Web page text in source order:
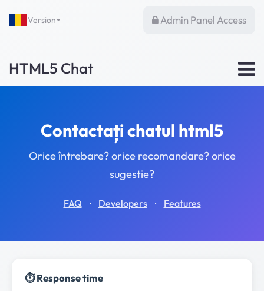
Version Admin Panel Access
HTML5 Chat
Contactați chatul html5
Orice întrebare? orice recomandare? orice
sugestie?
FAQ · Developers · Features
⏱️ Response time